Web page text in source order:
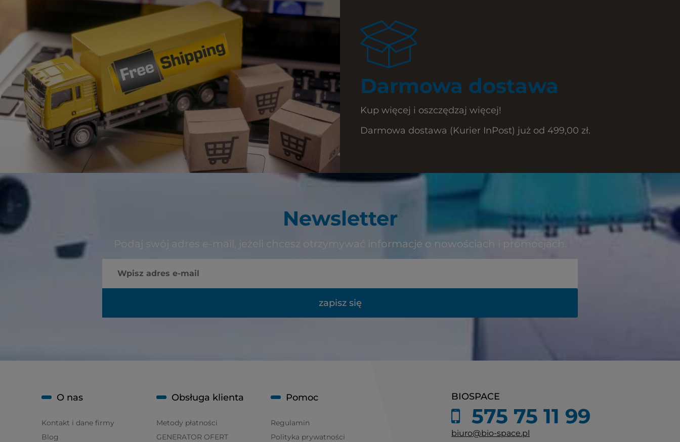
Darmowa dostawa
Kup więcej i oszczędzaj więcej!
Darmowa dostawa (Kurier InPost) już od 499,00 zł.
Newsletter
Podaj swój adres e-mail, jeżeli chcesz otrzymywać informacje o nowościach i promocjach.
zapisz się
BIOSPACE
575 75 11 99
biuro@bio-space.pl
O nas
Kontakt i dane firmy
Blog
Obsługa klienta
Metody płatności
GENERATOR OFERT
Pomoc
Regulamin
Polityka prywatności